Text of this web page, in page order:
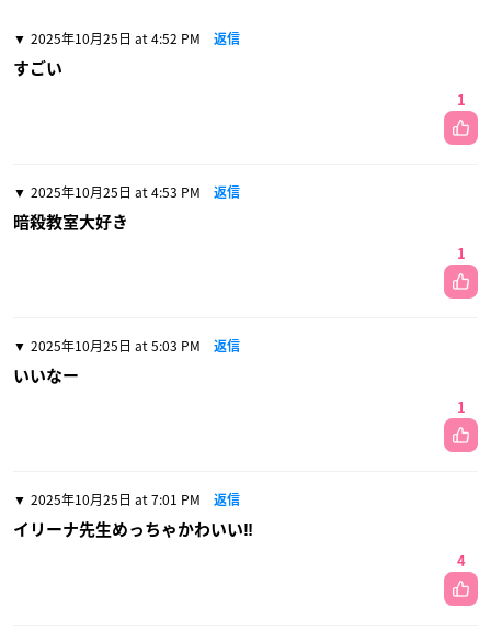
2025年10月25日 at 4:52 PM 返信
すごい
1
2025年10月25日 at 4:53 PM 返信
暗殺教室大好き
1
2025年10月25日 at 5:03 PM 返信
いいなー
1
2025年10月25日 at 7:01 PM 返信
イリーナ先生めっちゃかわいい‼️
4